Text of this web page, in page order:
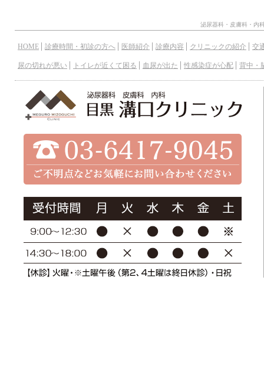
泌尿器科・皮膚科・内
HOME 診療時間・初診の方へ 医師紹介 診療内容 クリニックの紹介 交
尿の切れが悪い トイレが近くて困る 血尿が出た 性感染症が心配 背中・